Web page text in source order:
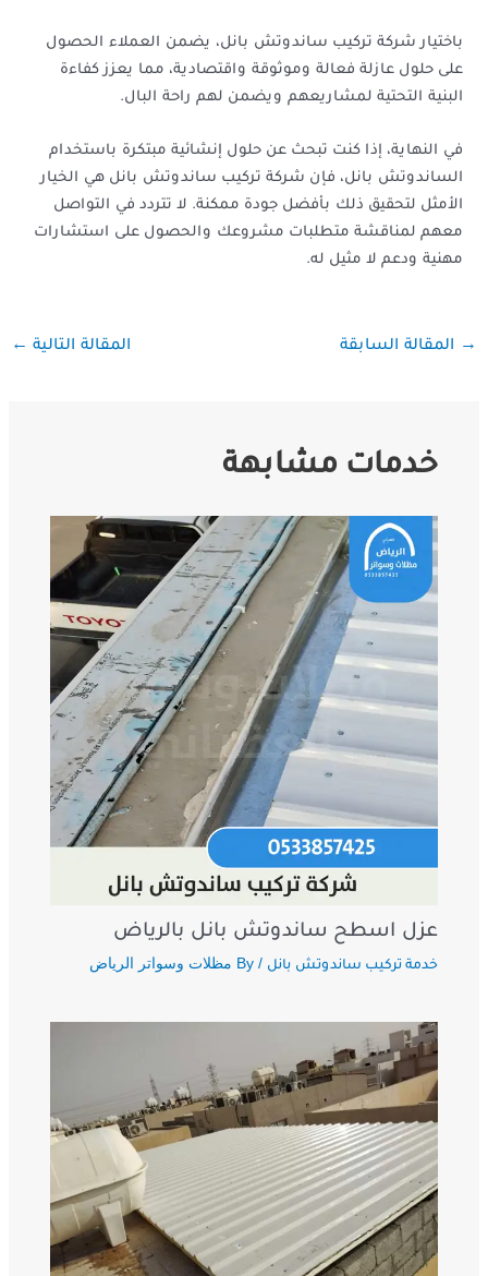
باختيار شركة تركيب ساندوتش بانل، يضمن العملاء الحصول
على حلول عازلة فعالة وموثوقة واقتصادية، مما يعزز كفاءة
البنية التحتية لمشاريعهم ويضمن لهم راحة البال.
في النهاية، إذا كنت تبحث عن حلول إنشائية مبتكرة باستخدام
الساندوتش بانل، فإن شركة تركيب ساندوتش بانل هي الخيار
الأمثل لتحقيق ذلك بأفضل جودة ممكنة. لا تتردد في التواصل
معهم لمناقشة متطلبات مشروعك والحصول على استشارات
مهنية ودعم لا مثيل له.
→ المقالة السابقة المقالة التالية ←
خدمات مشابهة
عزل اسطح ساندوتش بانل بالرياض
خدمة تركيب ساندوتش بانل / By مظلات وسواتر الرياض